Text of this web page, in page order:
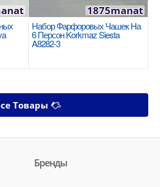
Набор Фарфоровых Чашек На
6 Персон Korkmaz Siesta
A8282-3
1875manat
Товары
Бренды